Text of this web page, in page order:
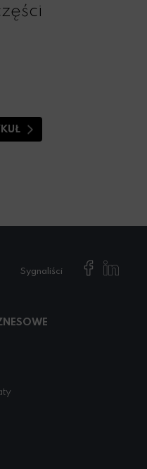
Sygnaliści